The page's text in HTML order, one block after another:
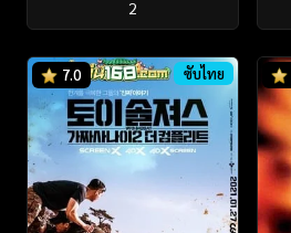
2
7.0 ซับไทย